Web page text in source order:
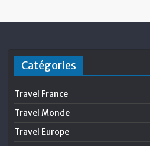
Catégories
Travel France
Travel Monde
Travel Europe